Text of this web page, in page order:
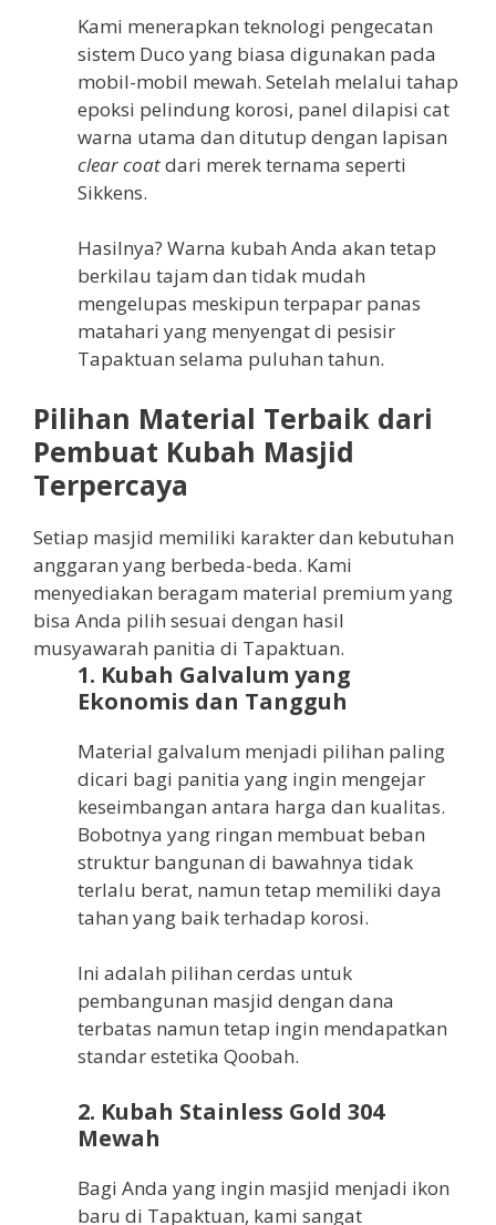
Kami menerapkan teknologi pengecatan
sistem Duco yang biasa digunakan pada
mobil-mobil mewah. Setelah melalui tahap
epoksi pelindung korosi, panel dilapisi cat
warna utama dan ditutup dengan lapisan
clear coatdari merek ternama seperti
Sikkens.
Hasilnya? Warna kubah Anda akan tetap
berkilau tajam dan tidak mudah
mengelupas meskipun terpapar panas
matahari yang menyengat di pesisir
Tapaktuan selama puluhan tahun.
Pilihan Material Terbaik dari
Pembuat Kubah Masjid
Terpercaya
Setiap masjid memiliki karakter dan kebutuhan
anggaran yang berbeda-beda. Kami
menyediakan beragam material premium yang
bisa Anda pilih sesuai dengan hasil
musyawarah panitia di Tapaktuan.
1. Kubah Galvalum yang
Ekonomis dan Tangguh
Material galvalum menjadi pilihan paling
dicari bagi panitia yang ingin mengejar
keseimbangan antara harga dan kualitas.
Bobotnya yang ringan membuat beban
struktur bangunan di bawahnya tidak
terlalu berat, namun tetap memiliki daya
tahan yang baik terhadap korosi.
Ini adalah pilihan cerdas untuk
pembangunan masjid dengan dana
terbatas namun tetap ingin mendapatkan
standar estetika Qoobah.
2. Kubah Stainless Gold 304
Mewah
Bagi Anda yang ingin masjid menjadi ikon
baru di Tapaktuan, kami sangat